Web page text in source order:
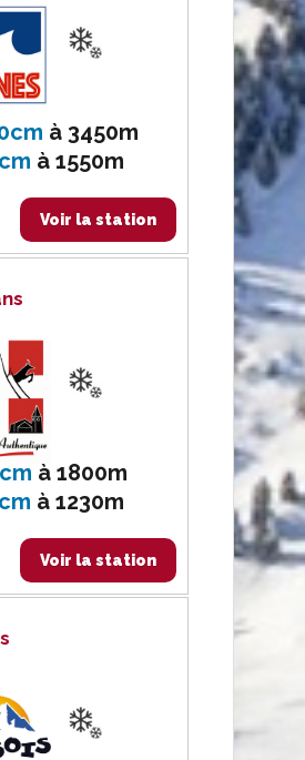
à 3450m
à1550m
Voir la station
à1800m
à1230m
Voir la station